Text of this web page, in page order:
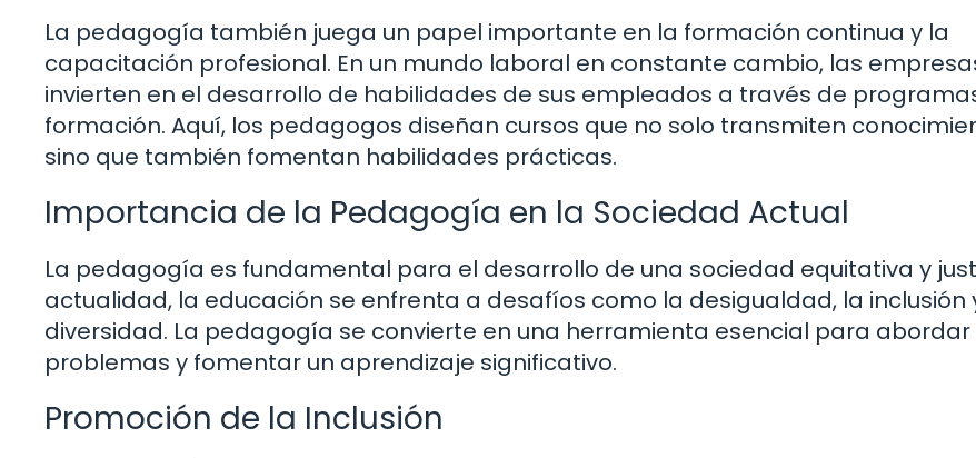
La pedagogía también juega un papel importante en la formación continua y la
capacitación profesional. En un mundo laboral en constante cambio, las
invierten en el desarrollo de habilidades de sus empleados a través de
formación. Aquí, los pedagogos diseñan cursos que no solo transmiten
sino que también fomentan habilidades prácticas.
Importancia de la Pedagogía en la Sociedad Actual
La pedagogía es fundamental para el desarrollo de una sociedad equitativa y
actualidad, la educación se enfrenta a desafíos como la desigualdad, la inclusión
diversidad. La pedagogía se convierte en una herramienta esencial para abordar
problemas y fomentar un aprendizaje significativo.
Promoción de la Inclusión